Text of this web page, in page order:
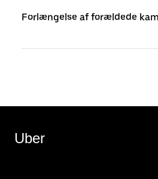
Forlængelse af forældede
Uber